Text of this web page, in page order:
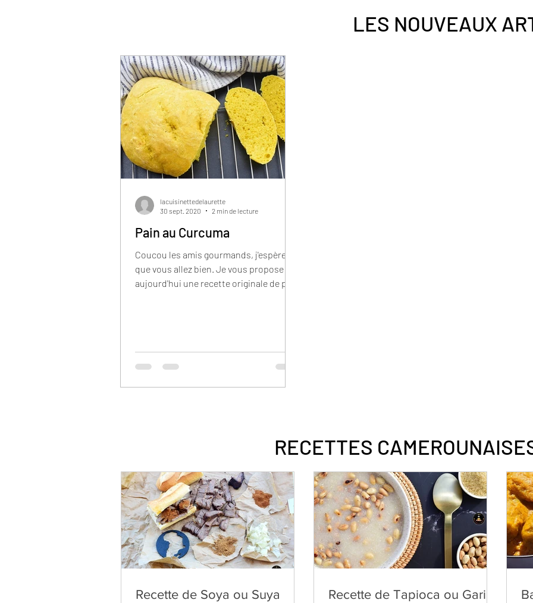
LES NOUVEAUX
Pain au Curcuma
Coucou les amis gourmands, j'espère
que vous allez bien. Je vous propose
aujourd'hui une recette originale de pain
lacuisinettedelaurette
30 sept. 2020
2 min de lecture
RECETTES
Recette de Soya ou Suya
Recette de Tapioca ou Gari: